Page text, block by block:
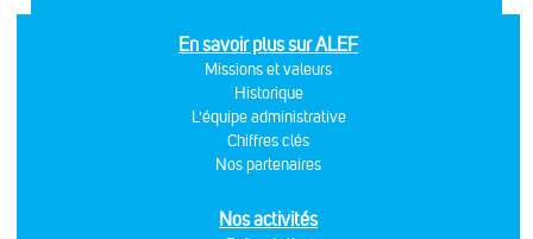
En savoir plus sur ALEF
Missions et valeurs
Historique
L'équipe administrative
Chiffres clés
Nos partenaires
Nos activités